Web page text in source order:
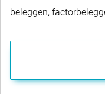
beleggen,